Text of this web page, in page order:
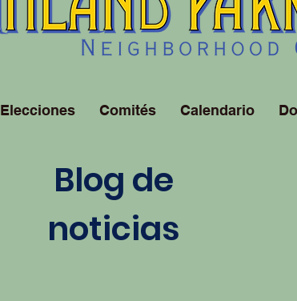
Elecciones Comités Calendario
Blog de
noticias